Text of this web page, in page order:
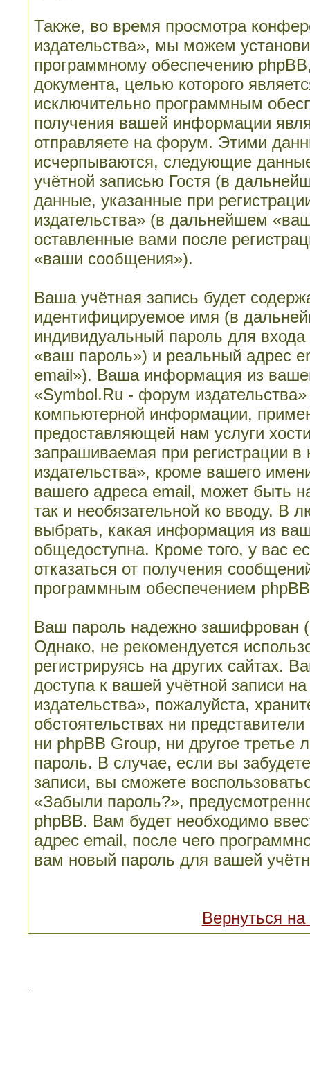
Также, во время просмотра
издательства», мы можем
программному обеспечению
документа, целью которого
исключительно программным
получения вашей информации
отправляете на форум. Этими
исчерпываются, следующие
учётной записью Гостя (в
данные, указанные при
издательства» (в дальнейшем
оставленные вами после
«ваши сообщения»).
Ваша учётная запись будет
идентифицируемое имя (в
индивидуальный пароль для
«ваш пароль») и реальный адрес
email»). Ваша информация из
«Symbol.Ru - форум
компьютерной информации,
предоставляющей нам услуги
запрашиваемая при регистрации
издательства», кроме вашего
вашего адреса email, может быть
так и необязательной ко вводу. В
выбрать, какая информация из
общедоступна. Кроме того, у вас
отказаться от получения
программным обеспечением
Ваш пароль надежно зашифрован
Однако, не рекомендуется
регистрируясь на других сайтах.
доступа к вашей учётной записи
издательства», пожалуйста,
обстоятельствах ни
ни phpBB Group, ни другое
пароль. В случае, если вы
записи, вы сможете
«Забыли пароль?»,
phpBB. Вам будет необходимо
адрес email, после чего
вам новый пароль для вашей
Вернуться